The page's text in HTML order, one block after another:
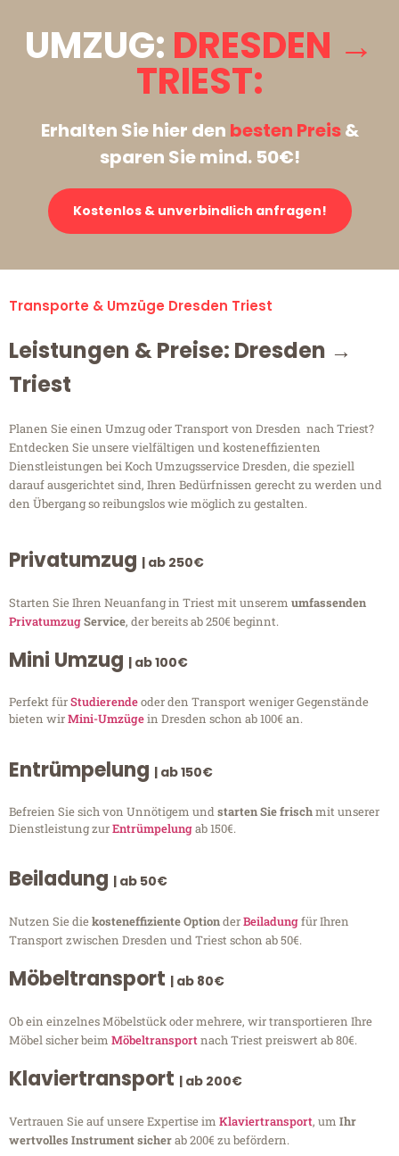
UMZUG: DRESDEN →
TRIEST:
Erhalten Sie hier den besten Preis&
sparen Sie mind. 50€!
Kostenlos & unverbindlich anfragen!
Transporte & Umzüge Dresden Triest
Leistungen & Preise: Dresden →
Triest
Planen Sie einen Umzug oder Transport von Dresden nach Triest?
Entdecken Sie unsere vielfältigen und kosteneffizienten
Dienstleistungen bei Koch Umzugsservice Dresden, die speziell
darauf ausgerichtet sind, Ihren Bedürfnissen gerecht zu werden und
den Übergang so reibungslos wie möglich zu gestalten.
Privatumzug | ab 250€
Starten Sie Ihren Neuanfang in Triest mit unserem umfassenden
PrivatumzugService, der bereits ab 250€ beginnt.
Mini Umzug | ab 100€
Perfekt fürStudierendeoder den Transport weniger Gegenstände
bieten wirMini-Umzügein Dresden schon ab 100€ an.
Entrümpelung | ab 150€
Befreien Sie sich von Unnötigem undstarten Sie frischmit unserer
Dienstleistung zurEntrümpelungab 150€.
Beiladung | ab 50€
Nutzen Sie diekosteneffiziente OptionderBeiladungfür Ihren
Transport zwischen Dresden und Triest schon ab 50€.
Möbeltransport | ab 80€
Ob ein einzelnes Möbelstück oder mehrere, wir transportieren Ihre
Möbel sicher beim Möbeltransportnach Triest preiswert ab 80€.
Klaviertransport | ab 200€
Vertrauen Sie auf unsere Expertise im Klaviertransport, um Ihr
wertvolles Instrument sicherab 200€ zu befördern.